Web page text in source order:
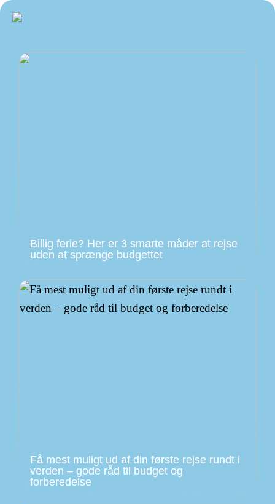
Billig ferie? Her er 3 smarte måder at rejse
uden at sprænge budgettet
Få mest muligt ud af din første rejse rundt i
verden – gode råd til budget og
forberedelse